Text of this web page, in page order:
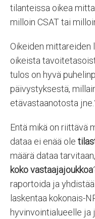
tilanteissa oikea
milloin CSAT tai
Oikeiden mittareiden
oikeista
tulos on hyvä
päivystyksestä,
etävastaanotosta
Entä mikä on riittävä
dataa ei enää ole
määrä dataa
koko vastaajajoukkoa
raportoida ja
laskentaa kokonais-
hyvinvointialueelle ja